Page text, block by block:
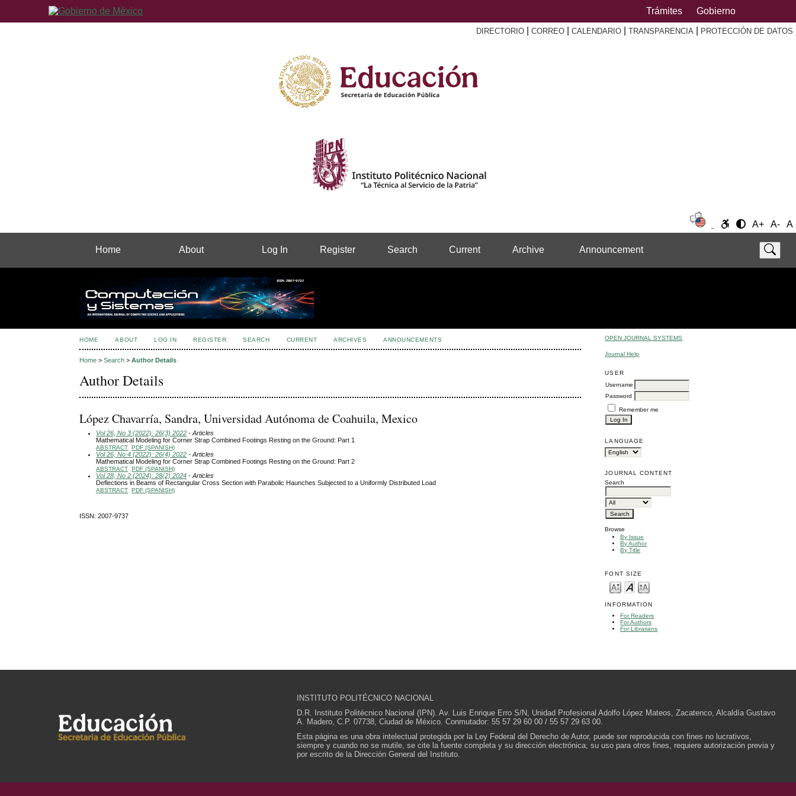
Trámites Gobierno
DIRECTORIO CORREO CALENDARIO TRANSPARENCIA PROTECCIÓN DE DATOS
A+ A- A
Home About Log In Register Search Current Archive Announcement
OPEN JOURNAL SYSTEMS
Journal Help
USER
Username
Password
Remember me
LANGUAGE
JOURNAL CONTENT
Search
Browse
By Issue
By Author
By Title
FONT SIZE
INFORMATION
For Readers
For Authors
For Librarians
HOME ABOUT LOG IN REGISTER SEARCH CURRENT ARCHIVES ANNOUNCEMENTS
Home >Search >Author Details
Author Details
López Chavarría, Sandra, Universidad Autónoma de Coahuila, Mexico
Vol 26, No 3 (2022): 26(3) 2022 - Articles
Mathematical Modeling for Corner Strap Combined Footings Resting on the Ground: Part 1
ABSTRACT PDF (SPANISH)
Vol 26, No 4 (2022): 26(4) 2022 - Articles
Mathematical Modeling for Corner Strap Combined Footings Resting on the Ground: Part 2
ABSTRACT PDF (SPANISH)
Vol 28, No 2 (2024): 28(2) 2024 - Articles
Deflections in Beams of Rectangular Cross Section with Parabolic Haunches Subjected to a Uniformly Distributed Load
ABSTRACT PDF (SPANISH)
ISSN: 2007-9737
INSTITUTO POLITÉCNICO NACIONAL
D.R. Instituto Politécnico Nacional (IPN). Av. Luis Enrique Erro S/N, Unidad Profesional Adolfo López Mateos, Zacatenco, Alcaldía Gustavo
A. Madero, C.P. 07738, Ciudad de México. Conmutador: 55 57 29 60 00 / 55 57 29 63 00.
Esta página es una obra intelectual protegida por la Ley Federal del Derecho de Autor, puede ser reproducida con fines no lucrativos,
siempre y cuando no se mutile, se cite la fuente completa y su dirección electrónica; su uso para otros fines, requiere autorización previa y
por escrito de la Dirección General del Instituto.